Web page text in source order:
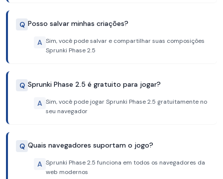
Q Posso salvar minhas criações?
A Sim, você pode salvar e compartilhar suas composições
Sprunki Phase 2.5
Q Sprunki Phase 2.5 é gratuito para jogar?
A Sim, você pode jogar Sprunki Phase 2.5 gratuitamente no
seu navegador
Q Quais navegadores suportam o jogo?
A Sprunki Phase 2.5 funciona em todos os navegadores da
web modernos